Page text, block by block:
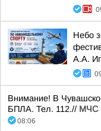
Небо
А.А.
Внимание! В
БПЛА. Тел. 112.// МЧС
08:06